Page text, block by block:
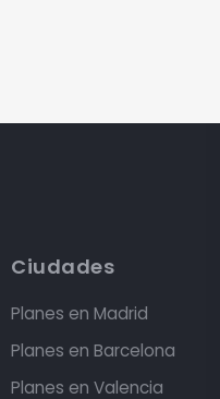
Ciudades
Planes en Madrid
Planes en Barcelona
Planes en Valencia